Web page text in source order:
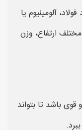
آلومینیوم یا
ارتفاع، وزن
قوی باشد تا بتواند